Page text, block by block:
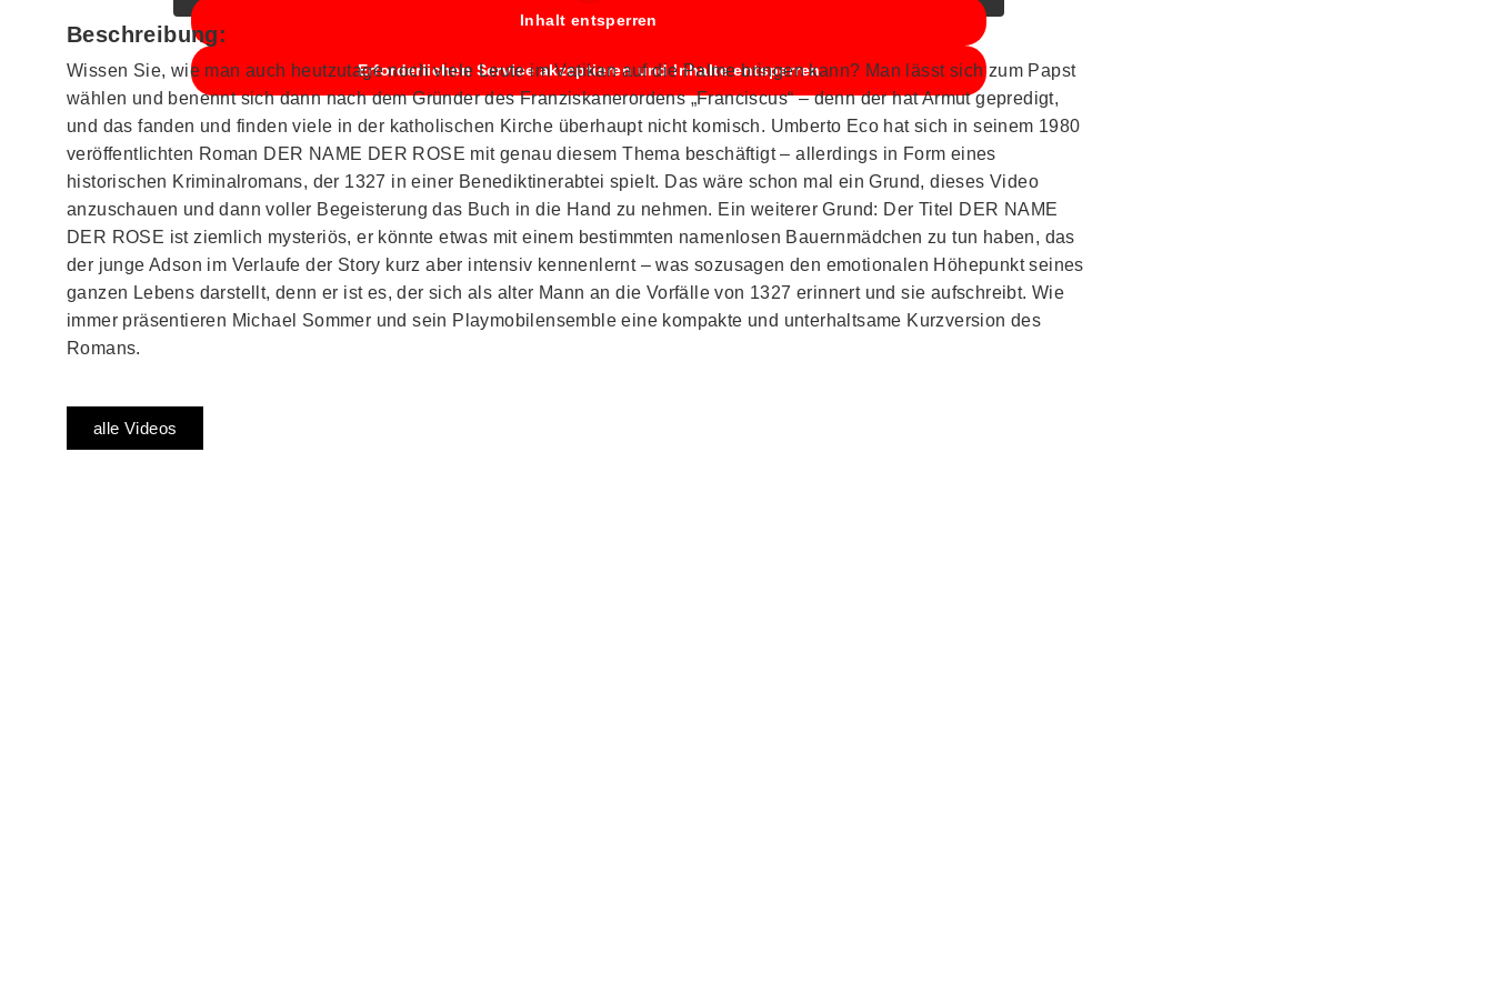
Inhalt entsperren
Erforderlichen Service akzeptieren und Inhalte entsperren
Beschreibung:
Wissen Sie, wie man auch heutzutage noch viele Leute im Vatikan auf die Palme bringen kann? Man lässt sich zum Papst
wählen und benennt sich dann nach dem Gründer des Franziskanerordens „Franciscus“ – denn der hat Armut gepredigt,
und das fanden und finden viele in der katholischen Kirche überhaupt nicht komisch. Umberto Eco hat sich in seinem 1980
veröffentlichten Roman DER NAME DER ROSE mit genau diesem Thema beschäftigt – allerdings in Form eines
historischen Kriminalromans, der 1327 in einer Benediktinerabtei spielt. Das wäre schon mal ein Grund, dieses Video
anzuschauen und dann voller Begeisterung das Buch in die Hand zu nehmen. Ein weiterer Grund: Der Titel DER NAME
DER ROSE ist ziemlich mysteriös, er könnte etwas mit einem bestimmten namenlosen Bauernmädchen zu tun haben, das
der junge Adson im Verlaufe der Story kurz aber intensiv kennenlernt – was sozusagen den emotionalen Höhepunkt seines
ganzen Lebens darstellt, denn er ist es, der sich als alter Mann an die Vorfälle von 1327 erinnert und sie aufschreibt. Wie
immer präsentieren Michael Sommer und sein Playmobilensemble eine kompakte und unterhaltsame Kurzversion des
Romans.
alle Videos